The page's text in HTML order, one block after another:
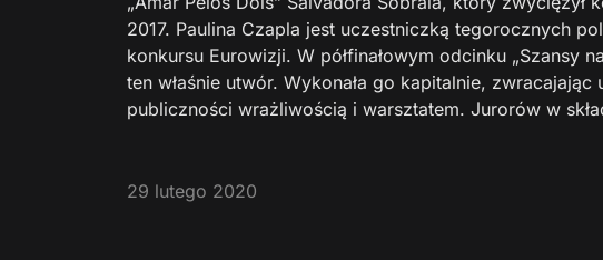
2017. Paulina Czapla jest uczestniczką tegorocznych
konkursu Eurowizji. W półfinałowym odcinku „Szansy
ten właśnie utwór. Wykonała go kapitalnie, zwracajając
publiczności wrażliwością i warsztatem. Jurorów w
29 lutego 2020